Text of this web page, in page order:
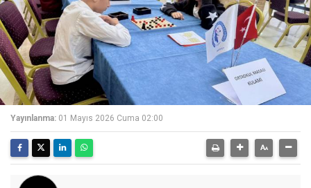
Yayınlanma: 01 Mayıs 2026 Cuma 02:00